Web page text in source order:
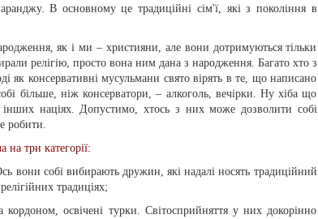
В основному це традиційні сім'ї, які з покоління в
як і ми – християни, але вони дотримуються тільки
релігію, просто вона ним дана з народження. Багато хто з
як консервативні мусульмани свято вірять в те, що написано
більше, ніж консерватори, – алкоголь, вечірки. Ну хіба що
інших націях. Допустимо, хтось з них може дозволити собі
робити.
три категорії:
вони собі вибирають дружин, які надалі носять традиційний
традиціях;
освічені турки. Світосприйняття у них докорінно